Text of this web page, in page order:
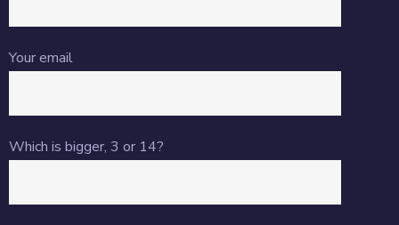
Your email
Which is bigger, 3 or 14?